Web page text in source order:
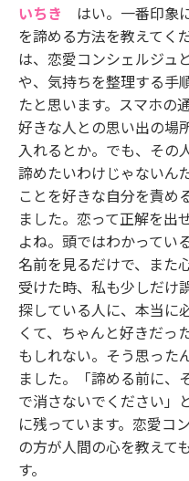
いちき はい。一番印象
を諦める方法を教えてく
は、恋愛コンシェルジュ
や、気持ちを整理する手
たと思います。スマホの
好きな人との思い出の場
入れるとか。でも、その
諦めたいわけじゃないん
ことを好きな自分を責め
ました。恋って正解を出
よね。頭ではわかってい
名前を見るだけで、また
受けた時、私も少しだけ
探している人に、本当に
くて、ちゃんと好きだっ
もしれない。そう思った
ました。「諦める前に、
で消さないでください」
に残っています。恋愛コ
の方が人間の心を教えて
す。